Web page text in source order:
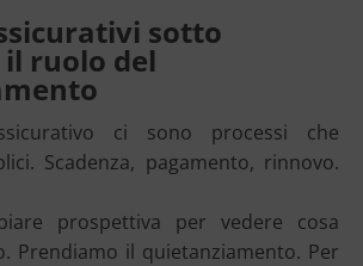
sotto
ruolo del
ci sono processi che
Scadenza, pagamento, rinnovo.
prospettiva per vedere cosa
Prendiamo il quietanziamento. Per